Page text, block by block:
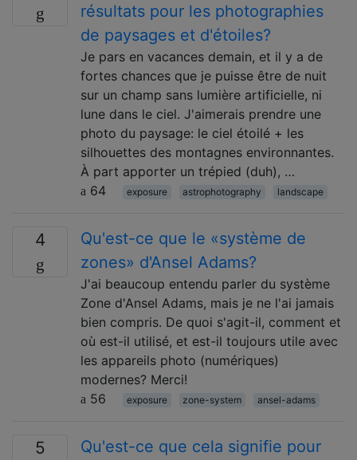
résultats pour les photographies
de paysages et d'étoiles?
Je pars en vacances demain, et il y a de
fortes chances que je puisse être de nuit
sur un champ sans lumière artificielle, ni
lune dans le ciel. J'aimerais prendre une
photo du paysage: le ciel étoilé + les
silhouettes des montagnes environnantes.
À part apporter un trépied (duh), …
64
exposure astrophotography landscape
4
Qu'est-ce que le «système de
zones» d'Ansel Adams?
J'ai beaucoup entendu parler du système
Zone d'Ansel Adams, mais je ne l'ai jamais
bien compris. De quoi s'agit-il, comment et
où est-il utilisé, et est-il toujours utile avec
les appareils photo (numériques)
modernes? Merci!
56
exposure zone-system ansel-adams
5
Qu'est-ce que cela signifie pour